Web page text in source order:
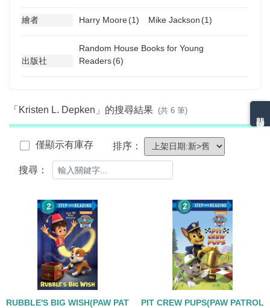
繪者 Harry Moore(1) Mike Jackson (1)
出版社
Random House Books for Young
Readers(6)
「Kristen L. Depken」的搜尋結果 (共 6 筆)
僅顯示有庫存 排序：
搜尋：
RUBBLE'S BIG WISH(PAW PATROL)/STEP INTO READING LEVEL
PIT CREW PUPS(PAW